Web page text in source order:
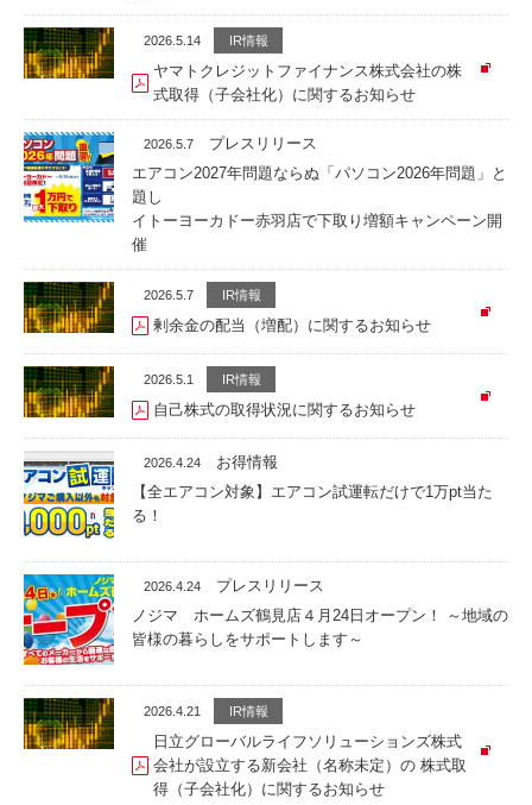
2026.5.14 IR情報
ヤマトクレジットファイナンス株式会社の株
式取得（子会社化）に関するお知らせ
2026.5.7
プレスリリース
エアコン2027年問題ならぬ「パソコン2026年問題」と
題し
イトーヨーカドー赤羽店で下取り増額キャンペーン開
催
2026.5.7 IR情報
剰余金の配当（増配）に関するお知らせ
2026.5.1 IR情報
自己株式の取得状況に関するお知らせ
2026.4.24
お得情報
【全エアコン対象】エアコン試運転だけで1万pt当た
る！
2026.4.24
プレスリリース
ノジマ ホームズ鶴見店４月24日オープン！ ～地域の
皆様の暮らしをサポートします～
2026.4.21 IR情報
日立グローバルライフソリューションズ株式
会社が設立する新会社（名称未定）の 株式取
得（子会社化）に関するお知らせ